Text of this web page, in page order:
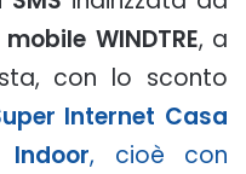
WINDTRE, a
con lo sconto
Internet Casa
, cioè con